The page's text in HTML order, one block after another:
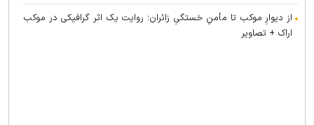
از دیوارِ موکب تا مأمنِ خستگیِ زائران؛ روایت یک اثر گرافیکی در موکب
اراک + تصاویر